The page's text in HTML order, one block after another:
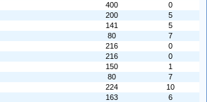
400
0
200
5
141
5
80
7
216
0
216
0
150
1
80
7
224
10
163
6